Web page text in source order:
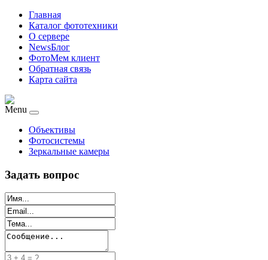
Главная
Каталог фототехники
О сервере
NewsБлог
ФотоМем клиент
Обратная связь
Карта сайта
Menu
Объективы
Фотосистемы
Зеркальные камеры
Задать вопрос